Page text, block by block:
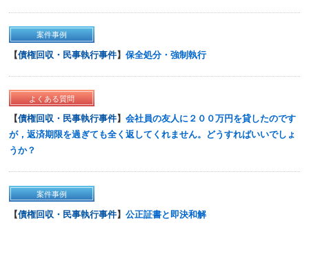
案件事例
【債権回収・民事執行事件】 保全処分・強制執行
よくある質問
【債権回収・民事執行事件】 会社員の友人に２００万円を貸したのです
が，返済期限を過ぎても全く返してくれません。どうすればいいでしょ
うか？
案件事例
【債権回収・民事執行事件】 公正証書と即決和解